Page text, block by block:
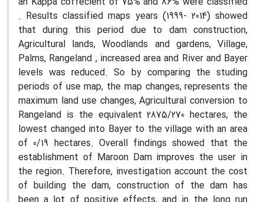
. Results classified maps years (1999- 2014) showed
that during this period due to dam construction,
Agricultural lands, Woodlands and gardens, Village,
Palms, Rangeland , increased area and River and Bayer
levels was reduced. So by comparing the studing
periods of use map, the map changes, represents the
maximum land use changes, Agricultural conversion to
Rangeland is the equivalent 2875/270 hectares, the
lowest changed into Bayer to the village with an area
of 0/19 hectares. Overall findings showed that the
establishment of Maroon Dam improves the user in
the region. Therefore, investigation account the cost
of building the dam, construction of the dam has